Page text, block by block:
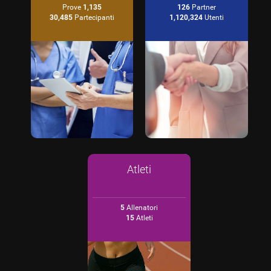
Prove 1,135
30,485 Partecipanti
126Partner
1,120,324Utenti
Atleti
5 Allenatori
15Atleti